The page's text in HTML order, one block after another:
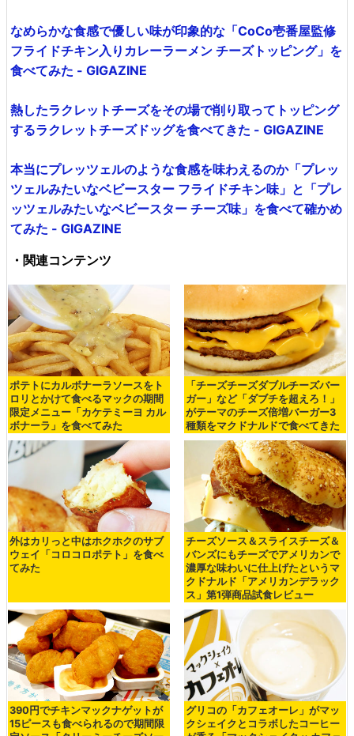
なめらかな食感で優しい味が印象的な「CoCo壱番屋監修
フライドチキン入りカレーラーメン チーズトッピング」を
食べてみた - GIGAZINE
熱したラクレットチーズをその場で削り取ってトッピング
するラクレットチーズドッグを食べてきた - GIGAZINE
本当にプレッツェルのような食感を味わえるのか「プレッ
ツェルみたいなベビースター フライドチキン味」と「プレ
ッツェルみたいなベビースター チーズ味」を食べて確かめ
てみた - GIGAZINE
・関連コンテンツ
ポテトにカルボナーラソースをト
ロリとかけて食べるマックの期間
限定メニュー「カケテミーヨ カル
ボナーラ」を食べてみた
「チーズチーズダブルチーズバー
ガー」など「ダブチを超えろ！」
がテーマのチーズ倍増バーガー3
種類をマクドナルドで食べてきた
外はカリっと中はホクホクのサブ
ウェイ「コロコロポテト」を食べ
てみた
チーズソース＆スライスチーズ＆
バンズにもチーズでアメリカンで
濃厚な味わいに仕上げたというマ
クドナルド「アメリカンデラック
ス」第1弾商品試食レビュー
390円でチキンマックナゲットが
15ピースも食べられるので期間限
グリコの「カフェオーレ」がマッ
クシェイクとコラボしたコーヒー